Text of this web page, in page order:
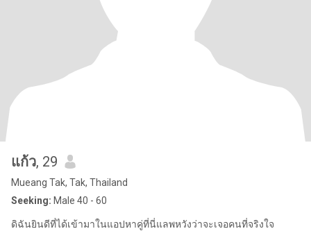
แก้ว, 29
Mueang Tak, Tak, Thailand
Seeking: Male 40 - 60
ดิฉันยินดีที่ได้เข้ามาในแอปหาคู่ที่นี่แลพหวังว่าจะเจอคนที่จริงใจ